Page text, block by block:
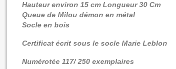
Hauteur environ 15 cm Longueur 30 Cm
Queue de Milou démon en métal
Socle en bois
Certificat écrit sous le socle Marie Leblon
Numérotée 117/ 250 exemplaires